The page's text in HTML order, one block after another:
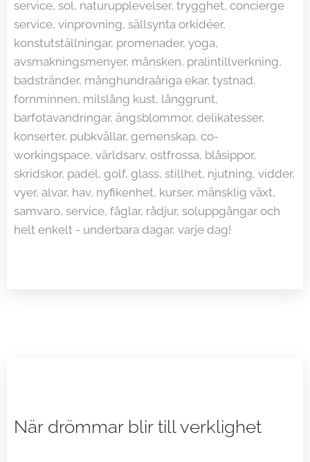
service, sol, naturupplevelser, trygghet, concierge
service, vinprovning, sällsynta orkidéer,
konstutställningar, promenader, yoga,
avsmakningsmenyer, månsken, pralintillverkning,
badstränder, månghundraåriga ekar, tystnad,
fornminnen, milslång kust, långgrunt,
barfotavandringar, ängsblommor, delikatesser,
konserter, pubkvällar, gemenskap, co-
workingspace, världsarv, ostfrossa, blåsippor,
skridskor, padel, golf, glass, stillhet, njutning, vidder,
vyer, alvar, hav, nyfikenhet, kurser, mänsklig växt,
samvaro, service, fåglar, rådjur, soluppgångar och
helt enkelt - underbara dagar, varje dag!
När drömmar blir till verklighet